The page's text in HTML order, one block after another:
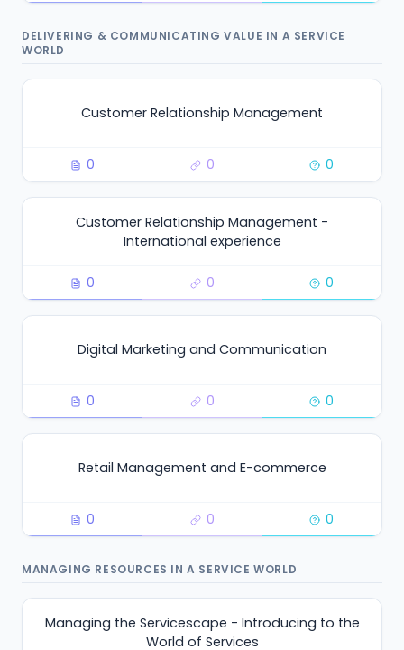
DELIVERING & COMMUNICATING VALUE IN A SERVICE
WORLD
Customer Relationship Management
0 0 0
Customer Relationship Management -
International experience
0 0 0
Digital Marketing and Communication
0 0 0
Retail Management and E-commerce
0 0 0
MANAGING RESOURCES IN A SERVICE WORLD
Managing the Servicescape - Introducing to the
World of Services